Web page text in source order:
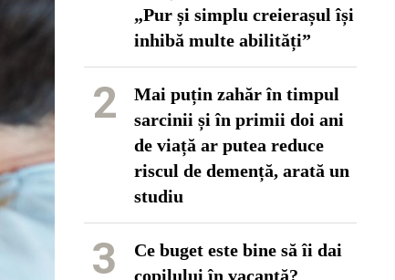
„Pur și simplu creierașul își
inhibă multe abilități”
2
Mai puțin zahăr în timpul
sarcinii și în primii doi ani
de viață ar putea reduce
riscul de demență, arată un
studiu
3
Ce buget este bine să îi dai
copilului în vacanță?